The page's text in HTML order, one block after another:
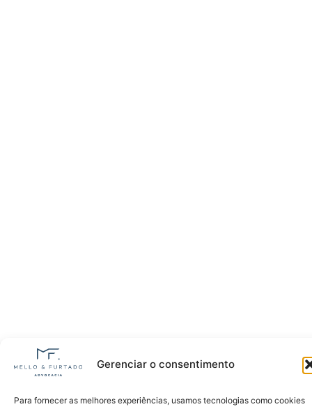
Gerenciar o consentimento
Para fornecer as melhores experiências, usamos tecnologias como cookies